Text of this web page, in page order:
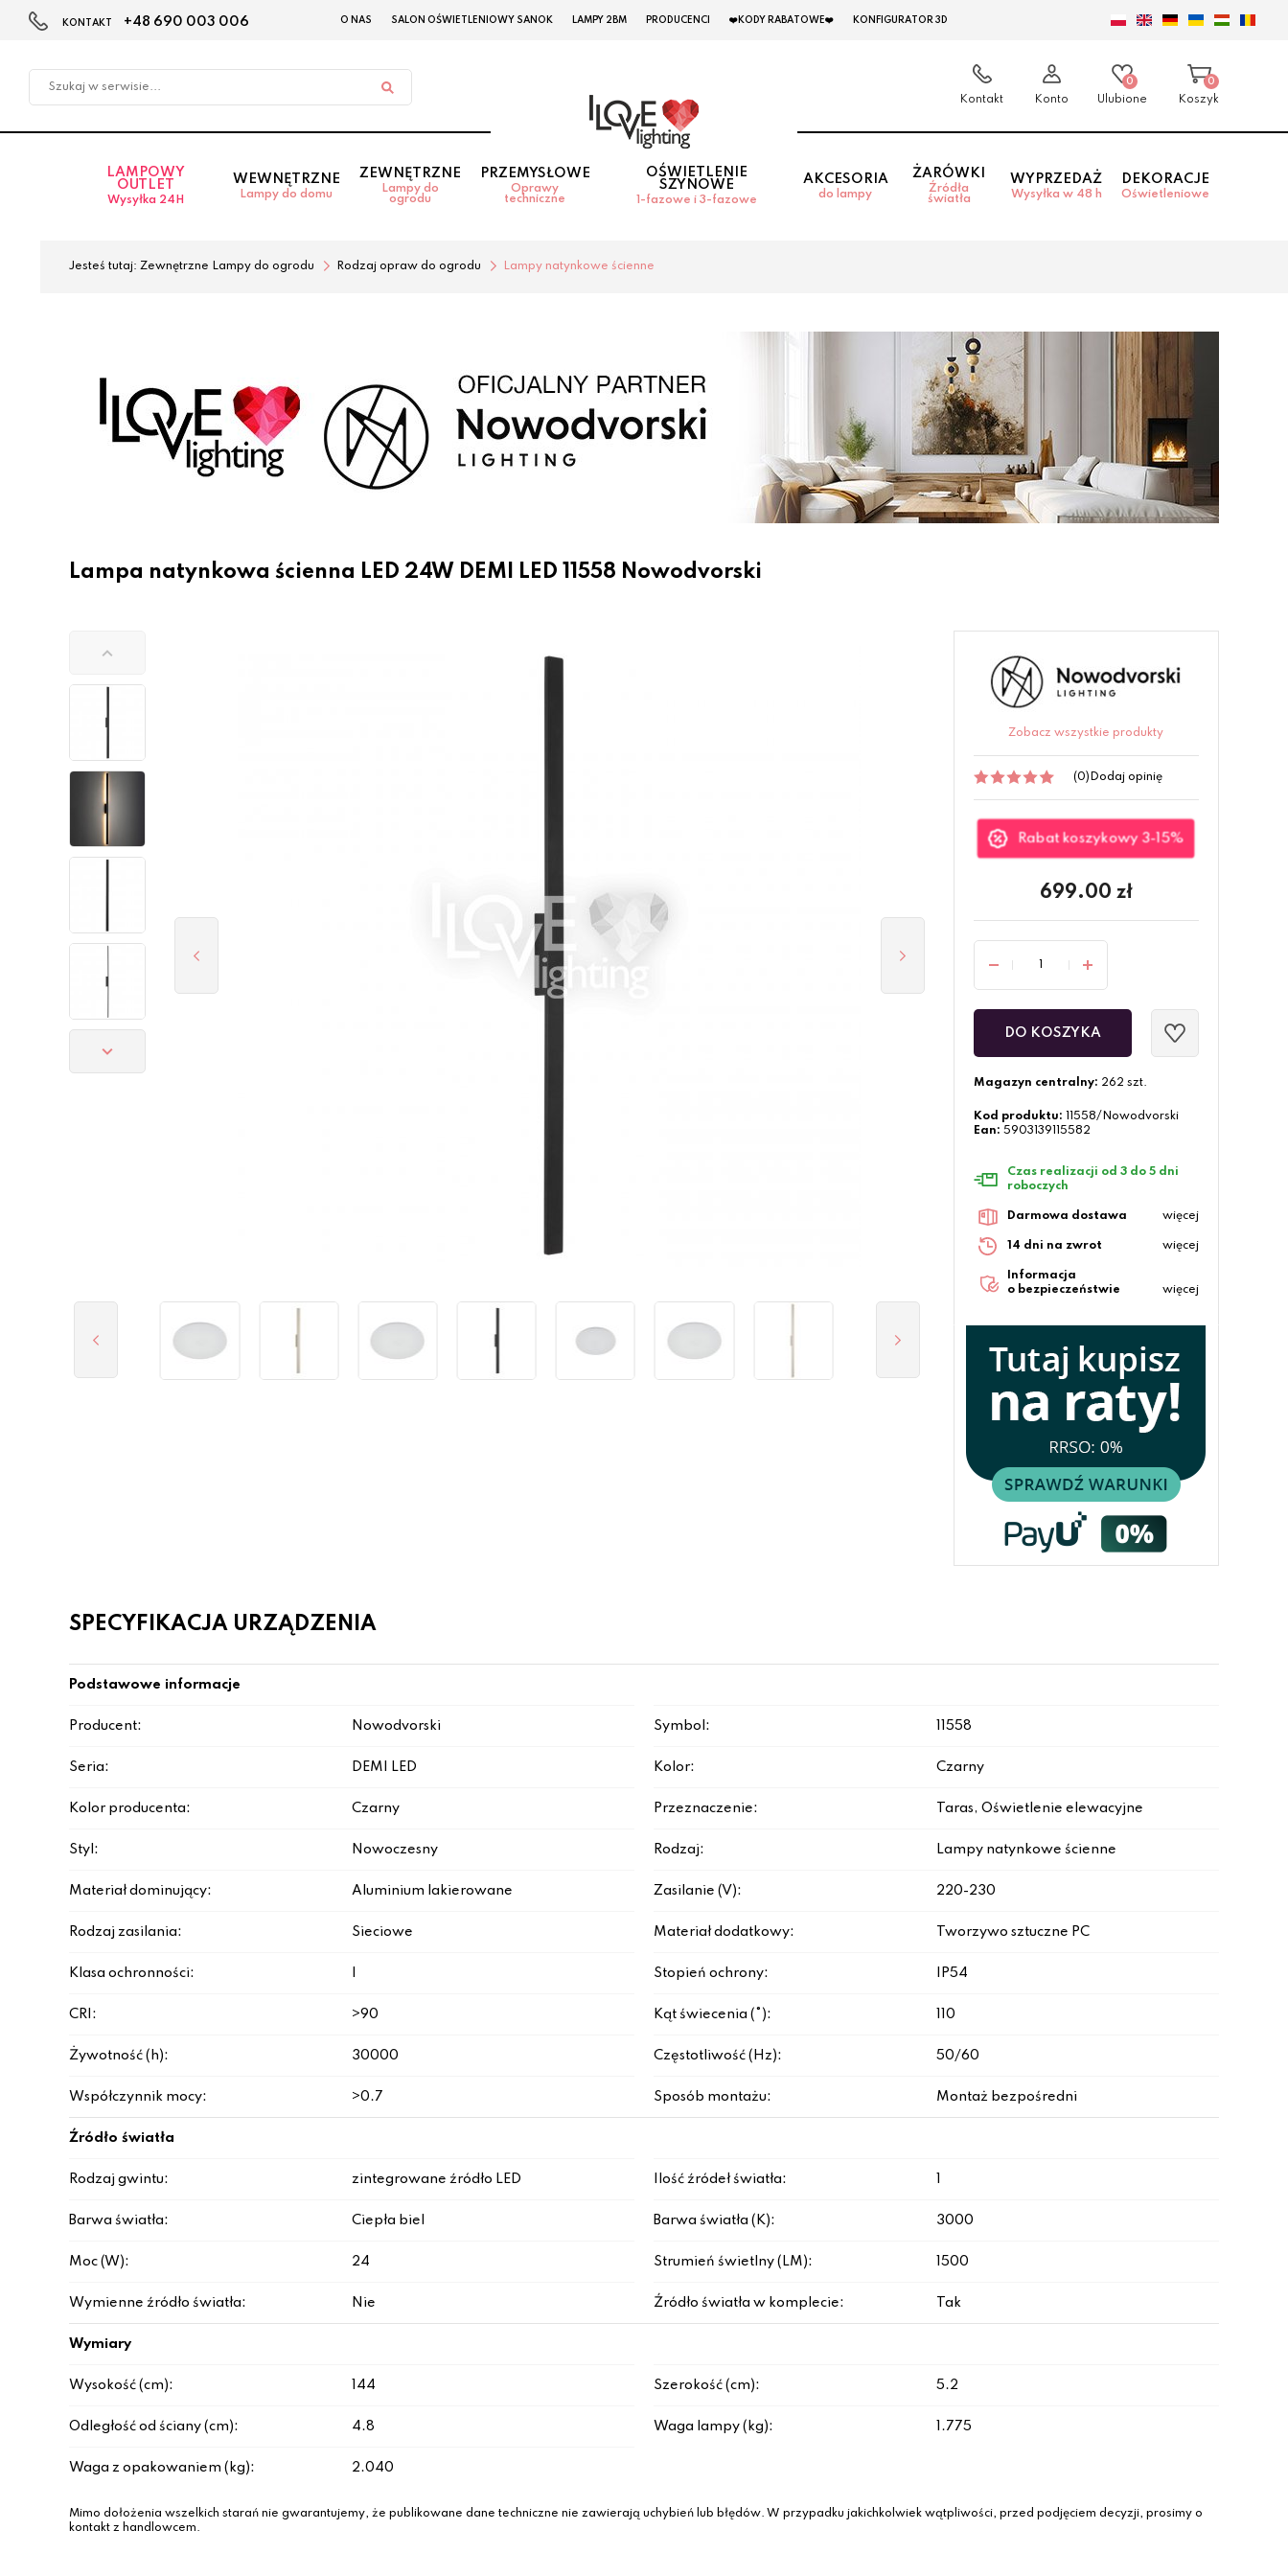
w
KONTAKT +48 690 003 006 O NAS SALON OŚWIETLENIOWY SANOK LAMPY 2BM PRODUCENCI ❤️KODY RABATOWE❤️ KONFIGURATOR 3D
Kontakt Konto
0
Ulubione
0
Koszyk
LAMPOWY
OUTLET
Wysyłka 24H
WEWNĘTRZNE
Lampy do domu
ZEWNĘTRZNE
Lampy do
ogrodu
PRZEMYSŁOWE
Oprawy
techniczne
OŚWIETLENIE
SZYNOWE
1-fazowe i 3-fazowe
AKCESORIA
do lampy
ŻARÓWKI
Źródła
światła
WYPRZEDAŻ
Wysyłka w 48 h
DEKORACJE
Oświetleniowe
Jesteś tutaj: Zewnętrzne Lampy do ogrodu Rodzaj opraw do ogrodu Lampy natynkowe ścienne
Lampa natynkowa ścienna LED 24W DEMI LED 11558 Nowodvorski
Zobacz wszystkie produkty
(0) Dodaj opinię
Rabat koszykowy 3-15%
699.00 zł
DO KOSZYKA
Magazyn centralny: 262 szt.
Kod produktu:
11558/Nowodvorski
Ean: 5903139115582
Czas realizacji od 3 do 5 dni
roboczych
Darmowa dostawa więcej
14 dni na zwrot więcej
Informacja
o bezpieczeństwie
więcej
SPECYFIKACJA URZĄDZENIA
Podstawowe informacje
Producent: Nowodvorski Symbol: 11558
Seria: DEMI LED Kolor: Czarny
Kolor producenta: Czarny Przeznaczenie: Taras, Oświetlenie elewacyjne
Styl: Nowoczesny Rodzaj: Lampy natynkowe ścienne
Materiał dominujący: Aluminium lakierowane Zasilanie (V): 220-230
Rodzaj zasilania: Sieciowe Materiał dodatkowy: Tworzywo sztuczne PC
Klasa ochronności: Stopień ochrony: IP54
CRI: >90 Kąt świecenia (°): 110
Żywotność (h): 30000 Częstotliwość (Hz): 50/60
Współczynnik mocy: >0.7 Sposób montażu: Montaż bezpośredni
Źródło światła
Rodzaj gwintu: zintegrowane źródło LED Ilość źródeł światła:
Barwa światła: Ciepła biel Barwa światła (K): 3000
Moc (W): 24 Strumień świetlny (LM): 1500
Wymienne źródło światła: Nie Źródło światła w komplecie: Tak
Wymiary
Wysokość (cm): 144 Szerokość (cm): 5.2
Odległość od ściany (cm): 4.8 Waga lampy (kg): 1.775
Waga z opakowaniem (kg): 2.040
Mimo dołożenia wszelkich starań nie gwarantujemy, że publikowane dane techniczne nie zawierają uchybień lub błędów. W przypadku jakichkolwiek wątpliwości, przed podjęciem decyzji, prosimy o
kontakt z handlowcem.